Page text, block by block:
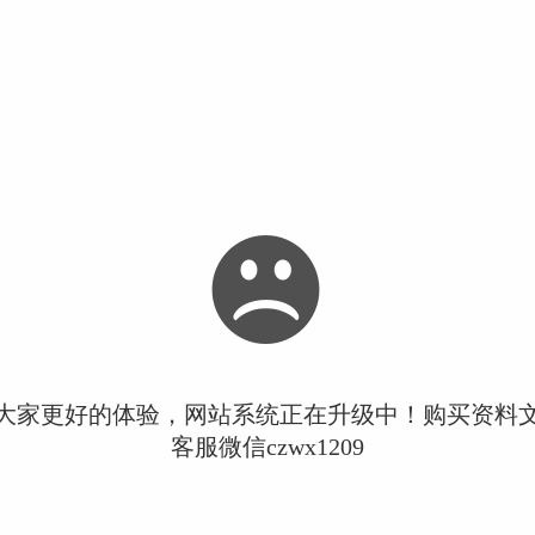
家更好的体验，网站系统正在升级中！购买资料
客服微信czwx1209